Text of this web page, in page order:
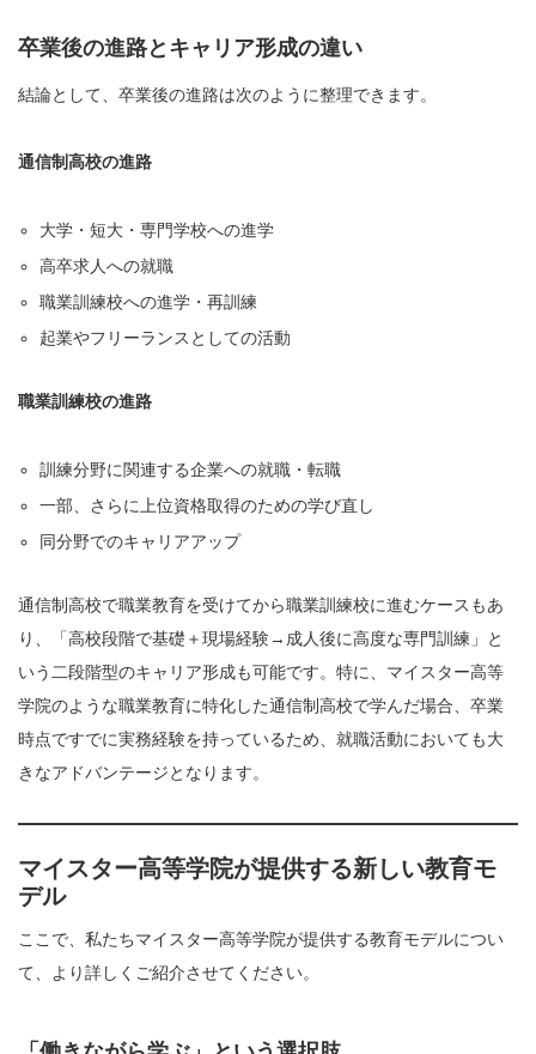
卒業後の進路とキャリア形成の違い
結論として、卒業後の進路は次のように整理できます。
通信制高校の進路
大学・短大・専門学校への進学
高卒求人への就職
職業訓練校への進学・再訓練
起業やフリーランスとしての活動
職業訓練校の進路
訓練分野に関連する企業への就職・転職
一部、さらに上位資格取得のための学び直し
同分野でのキャリアアップ
通信制高校で職業教育を受けてから職業訓練校に進むケースもあ
り、「高校段階で基礎＋現場経験→成人後に高度な専門訓練」と
いう二段階型のキャリア形成も可能です。特に、マイスター高等
学院のような職業教育に特化した通信制高校で学んだ場合、卒業
時点ですでに実務経験を持っているため、就職活動においても大
きなアドバンテージとなります。
マイスター高等学院が提供する新しい教育モ
デル
ここで、私たちマイスター高等学院が提供する教育モデルについ
て、より詳しくご紹介させてください。